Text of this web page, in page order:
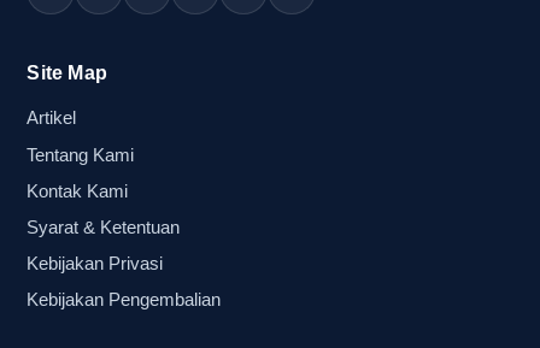
Risiko yang paling sering muncul saat
memilih vendor balon tepuk terlalu
Memilih vendor terlalu cepat tanpa cek spesifikasi
bisa memunculkan masalah yang justru
ekspektasi, dan pengiriman terlambat. Saat
kebutuhan muncul di periode pemesanan
Site Map
Artikel
Tentang Kami
Kontak Kami
Syarat & Ketentuan
Kebijakan Privasi
Kebijakan Pengembalian